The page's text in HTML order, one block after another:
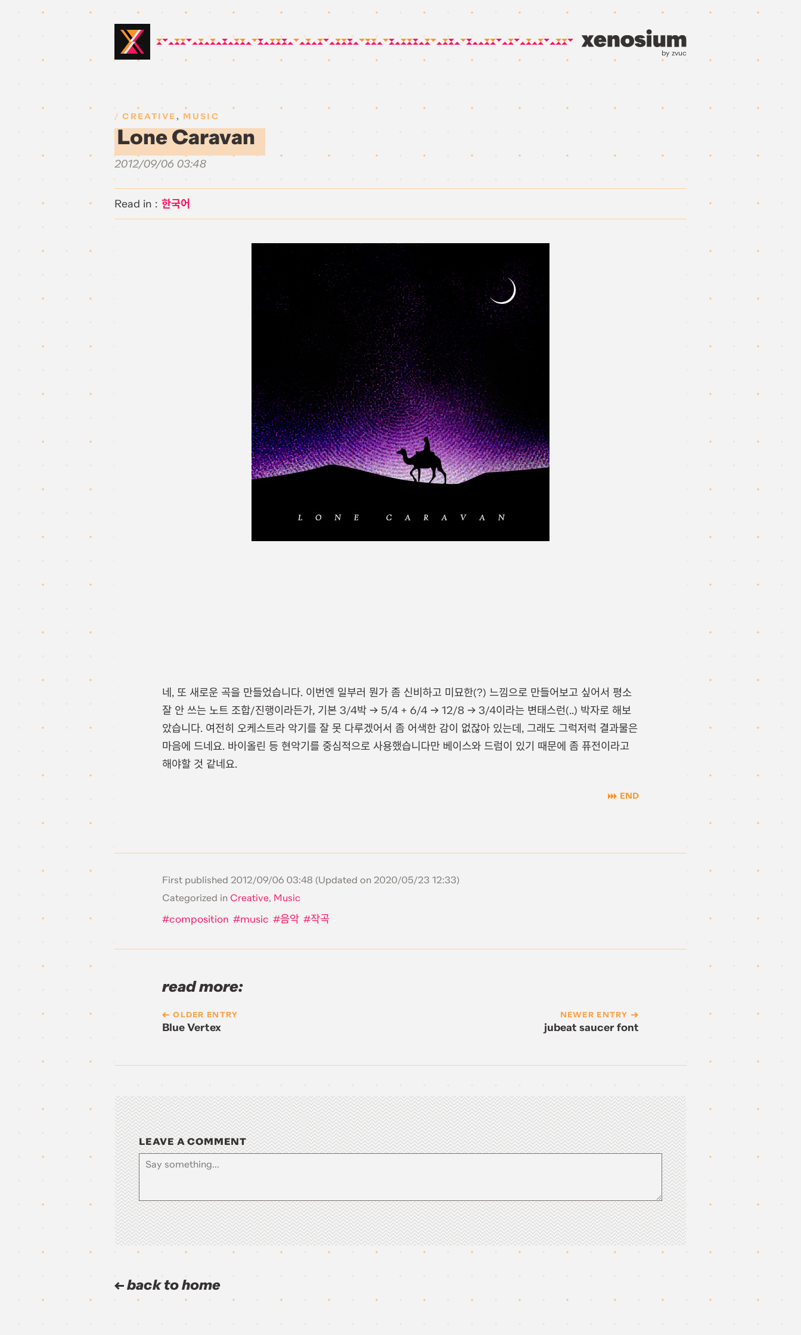
by zvuc
CREATIVE, MUSIC
Lone Caravan
2012/09/06 03:48
한국어
네, 또 새로운 곡을 만들었습니다. 이번엔 일부러 뭔가 좀 신비하고 미묘한(?) 느낌으로 만들어보고 싶어서 평소
잘 안 쓰는 노트 조합/진행이라든가, 기본 3/4박 -> 5/4 + 6/4 -> 12/8 -> 3/4이라는 변태스런(..) 박자로 해보
았습니다. 여전히 오케스트라 악기를 잘 못 다루겠어서 좀 어색한 감이 없잖아 있는데, 그래도 그럭저럭 결과물은
마음에 드네요. 바이올린 등 현악기를 중심적으로 사용했습니다만 베이스와 드럼이 있기 때문에 좀 퓨전이라고
해야할 것 같네요.
First published 2012/09/06 03:48 (Updated on 2020/05/23 12:33)
Categorized in Creative, Music
composition music 음악 작곡
read more:
OLDER ENTRY
Blue Vertex
NEWER ENTRY
jubeat saucer font
LEAVE A COMMENT
back to home